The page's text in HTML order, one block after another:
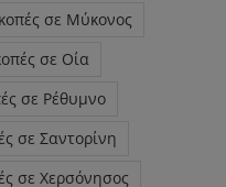
σε Μύκονος
σε Οία
σε Ρέθυμνο
σε Σαντορίνη
σε Χερσόνησος